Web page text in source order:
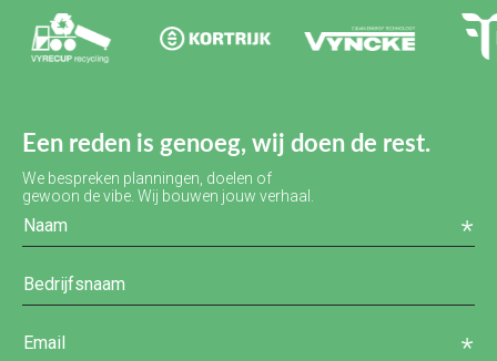
Een reden is genoeg, wij doen de rest.
We bespreken planningen, doelen of
gewoon de vibe. Wij bouwen jouw verhaal.